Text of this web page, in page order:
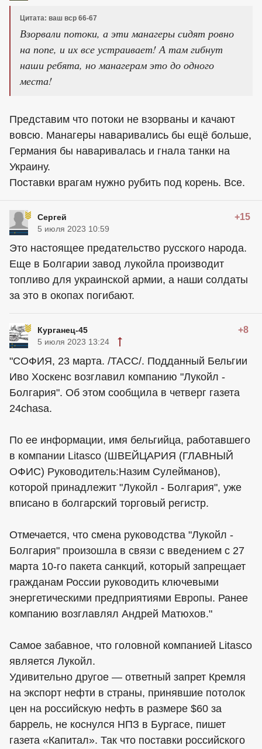
Цитата: ваш вср 66-67
Взорвали потоки, а эти манагеры сидят ровно
на попе, и их все устраивает! А там гибнут
наши ребята, но манагерам это до одного
места!
Представим что потоки не взорваны и качают
вовсю. Манагеры наваривались бы ещё больше,
Германия бы наваривалась и гнала танки на
Украину.
Поставки врагам нужно рубить под корень. Все.
Сеpгей +15
5 июля 2023 10:59
Это настоящее предательство русского народа.
Еще в Болгарии завод лукойла производит
топливо для украинской армии, а наши солдаты
за это в окопах погибают.
Курганец-45 +8
5 июля 2023 13:24
"СОФИЯ, 23 марта. /ТАСС/. Подданный Бельгии
Иво Хоскенс возглавил компанию "Лукойл -
Болгария". Об этом сообщила в четверг газета
24chasa.
По ее информации, имя бельгийца, работавшего
в компании Litasco (ШВЕЙЦАРИЯ (ГЛАВНЫЙ
ОФИС) Руководитель:Назим Сулейманов),
которой принадлежит "Лукойл - Болгария", уже
вписано в болгарский торговый регистр.
Отмечается, что смена руководства "Лукойл -
Болгария" произошла в связи с введением с 27
марта 10-го пакета санкций, который запрещает
гражданам России руководить ключевыми
энергетическими предприятиями Европы. Ранее
компанию возглавлял Андрей Матюхов."
Самое забавное, что головной компанией Litasco
является Лукойл.
Удивительно другое — ответный запрет Кремля
на экспорт нефти в страны, принявшие потолок
цен на российскую нефть в размере $60 за
баррель, не коснулся НПЗ в Бургасе, пишет
газета «Капитал». Так что поставки российского